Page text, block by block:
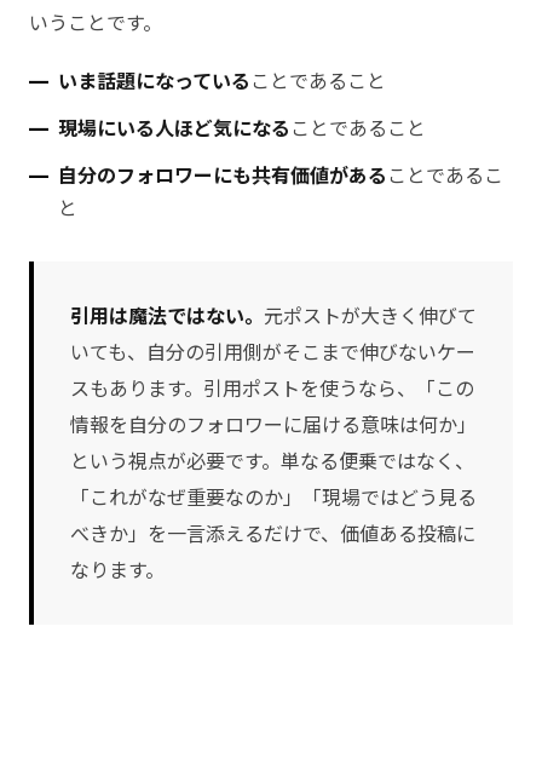
いうことです。
いま話題になっている ことであること
現場にいる人ほど気になる ことであること
自分のフォロワーにも共有価値がある ことであるこ
と
引用は魔法ではない。 元ポストが大きく伸びて
いても、自分の引用側がそこまで伸びないケー
スもあります。引用ポストを使うなら、「この
情報を自分のフォロワーに届ける意味は何か」
という視点が必要です。単なる便乗ではなく、
「これがなぜ重要なのか」「現場ではどう見る
べきか」を一言添えるだけで、価値ある投稿に
なります。